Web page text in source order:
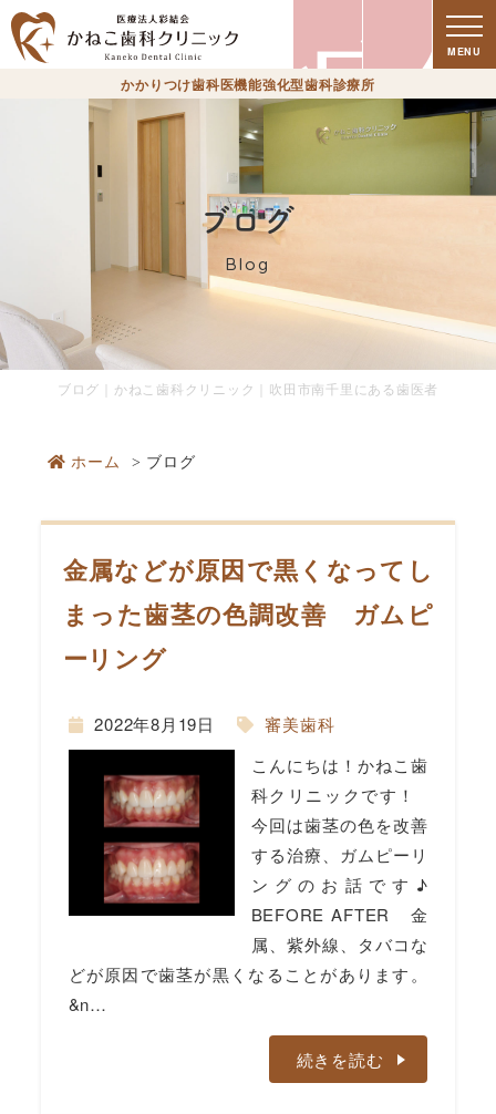
療
時
間
MENU
かかりつけ歯科医機能強化型歯科診療所
ブログ
Blog
ブログ｜かねこ歯科クリニック｜吹田市南千里にある歯医者
ホーム ブログ
金属などが原因で黒くなってし
まった歯茎の色調改善 ガムピ
ーリング
2022年8月19日
審美歯科
こんにちは！かねこ歯
科クリニックです！
今回は歯茎の色を改善
する治療、ガムピーリ
ングのお話です♪
BEFORE AFTER 金
属、紫外線、タバコな
どが原因で歯茎が黒くなることがあります。
&n…
続きを読む